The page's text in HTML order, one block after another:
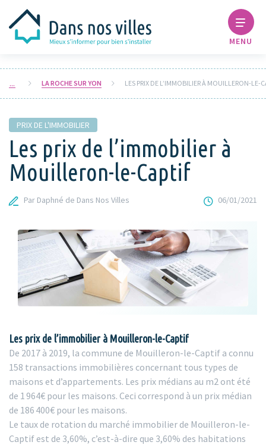
MENU
LA ROCHE SUR YON LES PRIX DE L’IMMOBILIER À MOUILLERON-LE-
PRIX DE L'IMMOBILIER
Les prix de l’immobilier à
Mouilleron-le-Captif
Par Daphné de Dans Nos Villes 06/01/2021
Les prix de l’immobilier à Mouilleron-le-Captif
De 2017 à 2019, la commune de Mouilleron-le-Captif a connu
158 transactions immobilières concernant tous types de
maisons et d’appartements. Les prix médians au m2 ont été
de 1 964€ pour les maisons. Ceci correspond à un prix médian
de 186 400€ pour les maisons.
Le taux de rotation du marché immobilier de Mouilleron-le-
Captif est de 3,60%, c’est-à-dire que 3,60% des habitations